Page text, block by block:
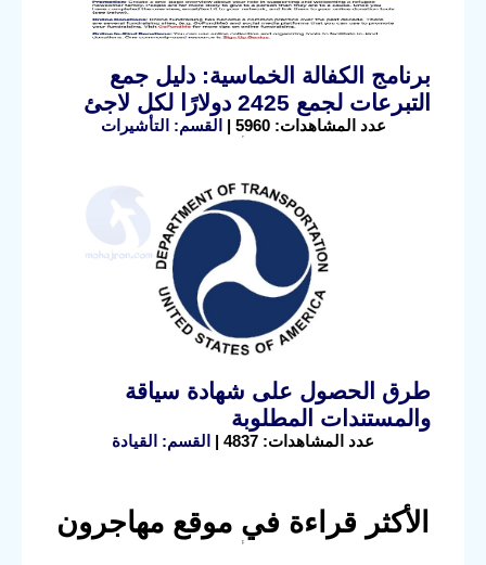
برنامج الكفالة الخماسية: دليل جمع
التبرعات لجمع 2425 دولارًا لكل لاجئ
عدد المشاهدات: 5960 | القسم: التأشيرات
طرق الحصول على شهادة سياقة
والمستندات المطلوبة
عدد المشاهدات: 4837 | القسم: القيادة
الأكثر قراءة في موقع مهاجرون